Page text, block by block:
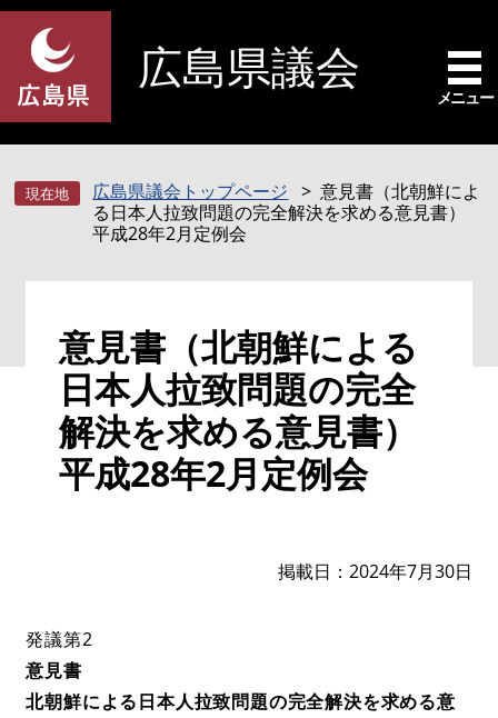
ペ
先
頭
す
メ
を
飛
し
広島県議会
メニュー
広島県議会トップページ
意見書（北朝鮮によ
る日本人拉致問題の完全解決を求める意見書）
平成28年2月定例会
意見書（北朝鮮による
日本人拉致問題の完全
解決を求める意見書）
平成28年2月定例会
掲載日 2024年7月30日
発議第2
意見書
北朝鮮による日本人拉致問題の完全解決を求める意